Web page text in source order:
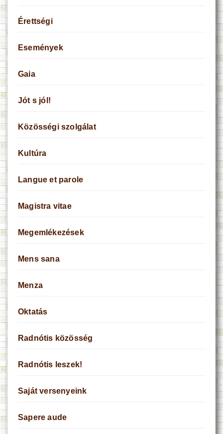
Érettségi
Események
Gaia
Jót s jól!
Közösségi szolgálat
Kultúra
Langue et parole
Magistra vitae
Megemlékezések
Mens sana
Menza
Oktatás
Radnótis közösség
Radnótis leszek!
Saját versenyeink
Sapere aude